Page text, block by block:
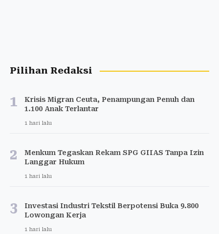
Pilihan Redaksi
1
Krisis Migran Ceuta, Penampungan Penuh dan
1.100 Anak Terlantar
1 hari lalu
2
Menkum Tegaskan Rekam SPG GIIAS Tanpa Izin
Langgar Hukum
1 hari lalu
3
Investasi Industri Tekstil Berpotensi Buka 9.800
Lowongan Kerja
1 hari lalu